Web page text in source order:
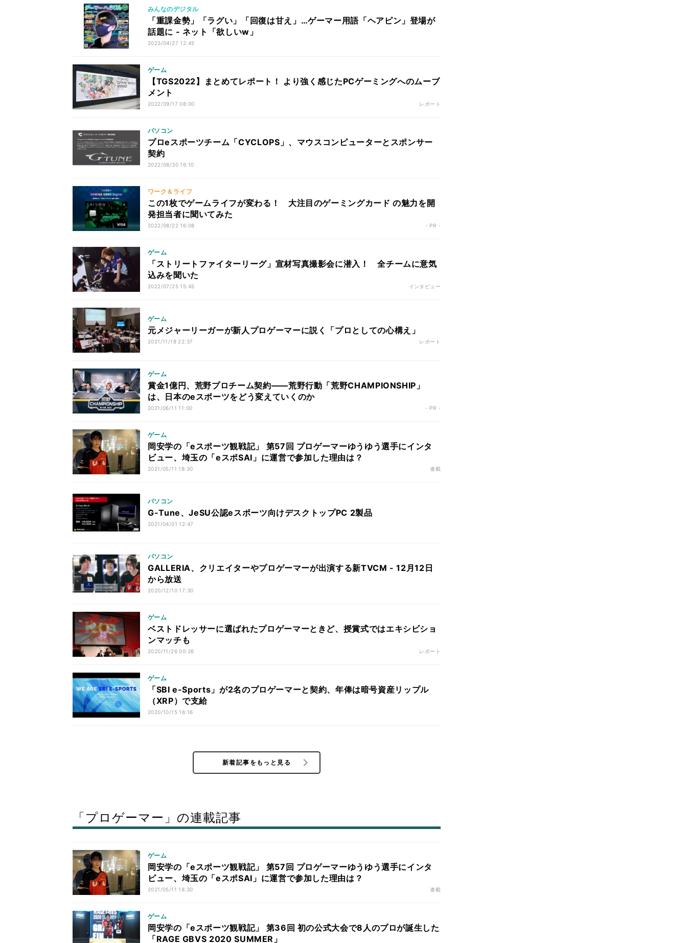
みんなのデジタル
「重課金勢」「ラグい」「回復は甘え」…ゲーマー用語「ヘアピン」登場が
話題に - ネット「欲しいw」
2023/04/27 12:45
ゲーム
【TGS2022】まとめてレポート！ より強く感じたPCゲーミングへのムーブ
メント
2022/09/17 08:00 レポート
パソコン
プロeスポーツチーム「CYCLOPS」、マウスコンピューターとスポンサー
契約
2022/08/30 16:10
ワーク＆ライフ
この1枚でゲームライフが変わる！ 大注目のゲーミングカード の魅力を開
発担当者に聞いてみた
2022/08/22 16:08 - PR -
ゲーム
「ストリートファイターリーグ」宣材写真撮影会に潜入！ 全チームに意気
込みを聞いた
2022/07/25 15:45 インタビュー
ゲーム
元メジャーリーガーが新人プロゲーマーに説く「プロとしての心構え」
2021/11/18 22:37 レポート
ゲーム
賞金1億円、荒野プロチーム契約――荒野行動「荒野CHAMPIONSHIP」
は、日本のeスポーツをどう変えていくのか
2021/06/11 11:00 - PR -
ゲーム
岡安学の「eスポーツ観戦記」 第57回 プロゲーマーゆうゆう選手にインタ
ビュー、埼玉の「eスポSAI」に運営で参加した理由は？
2021/05/11 18:30 連載
パソコン
G-Tune、JeSU公認eスポーツ向けデスクトップPC 2製品
2021/04/01 12:47
パソコン
GALLERIA、クリエイターやプロゲーマーが出演する新TVCM - 12月12日
から放送
2020/12/10 17:30
ゲーム
ベストドレッサーに選ばれたプロゲーマーときど、授賞式ではエキシビショ
ンマッチも
2020/11/26 00:26 レポート
ゲーム
「SBI e-Sports」が2名のプロゲーマーと契約、年俸は暗号資産リップル
（XRP）で支給
2020/10/15 16:16
新着記事をもっと見る
「プロゲーマー」の連載記事
ゲーム
岡安学の「eスポーツ観戦記」 第57回 プロゲーマーゆうゆう選手にインタ
ビュー、埼玉の「eスポSAI」に運営で参加した理由は？
2021/05/11 18:30 連載
ゲーム
岡安学の「eスポーツ観戦記」 第36回 初の公式大会で8人のプロが誕生した
「RAGE GBVS 2020 SUMMER」